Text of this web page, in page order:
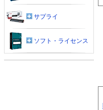
サプライ
ソフト・ライセンス